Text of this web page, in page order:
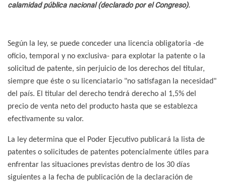
calamidad pública nacional (declarado por el Congreso).
Según la ley, se puede conceder una licencia obligatoria -de
oficio, temporal y no exclusiva- para explotar la patente o la
solicitud de patente, sin perjuicio de los derechos del titular,
siempre que éste o su licenciatario "no satisfagan la necesidad"
del país. El titular del derecho tendrá derecho al 1,5% del
precio de venta neto del producto hasta que se establezca
efectivamente su valor.
La ley determina que el Poder Ejecutivo publicará la lista de
patentes o solicitudes de patentes potencialmente útiles para
enfrentar las situaciones previstas dentro de los 30 días
siguientes a la fecha de publicación de la declaración de